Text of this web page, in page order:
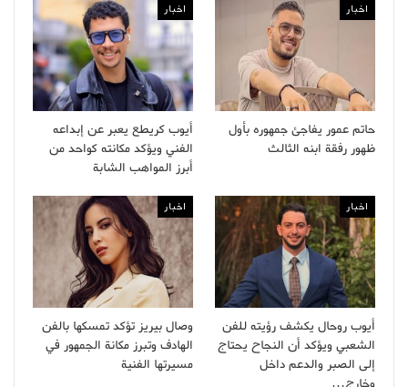
اخبار
حاتم عمور يفاجئ جمهوره بأول
ظهور رفقة ابنه الثالث
اخبار
أيوب كريطع يعبر عن إبداعه
الفني ويؤكد مكانته كواحد من
أبرز المواهب الشابة
اخبار
أيوب روحال يكشف رؤيته للفن
الشعبي ويؤكد أن النجاح يحتاج
إلى الصبر والدعم داخل
اخبار
وصال بيريز تؤكد تمسكها بالفن
الهادف وتبرز مكانة الجمهور في
مسيرتها الفنية